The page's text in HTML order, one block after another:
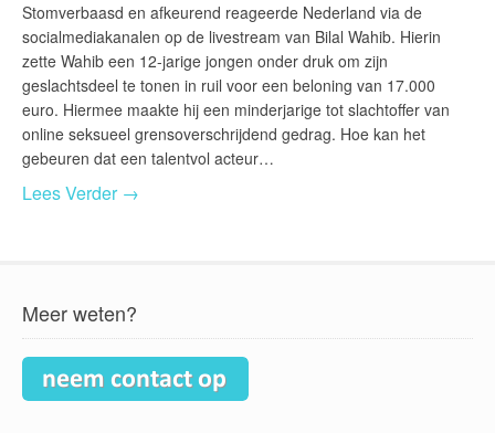
Stomverbaasd en afkeurend reageerde Nederland via de
socialmediakanalen op de livestream van Bilal Wahib. Hierin
zette Wahib een 12-jarige jongen onder druk om zijn
geslachtsdeel te tonen in ruil voor een beloning van 17.000
euro. Hiermee maakte hij een minderjarige tot slachtoffer van
online seksueel grensoverschrijdend gedrag. Hoe kan het
gebeuren dat een talentvol acteur…
Lees Verder →
Meer weten?